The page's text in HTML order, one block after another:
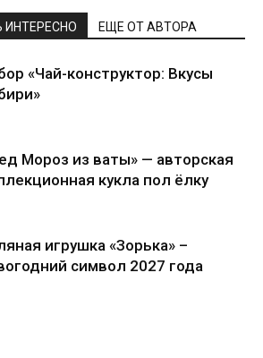
ЕЩЕ ОТ АВТОРА
«Чай-конструктор: Вкусы
Мороз из ваты» — авторская
кукла пол ёлку
игрушка «Зорька» –
символ 2027 года